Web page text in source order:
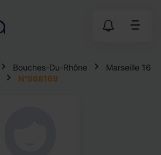
Bouches-Du-Rhône
Marseille 16
N°988169